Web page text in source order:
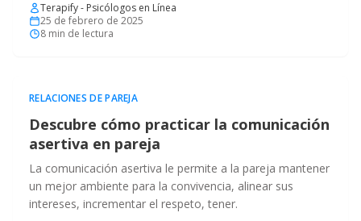
Terapify - Psicólogos en Línea
25 de febrero de 2025
8 min de lectura
RELACIONES DE PAREJA
Descubre cómo practicar la comunicación
asertiva en pareja
La comunicación asertiva le permite a la pareja mantener
un mejor ambiente para la convivencia, alinear sus
intereses, incrementar el respeto, tener.